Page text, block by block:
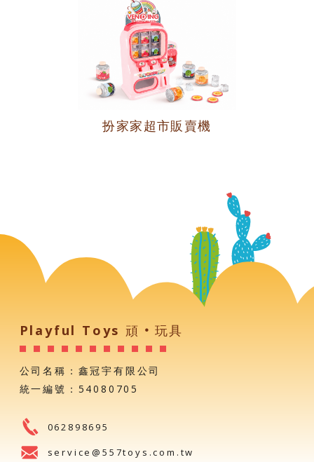
扮家家超市販賣機
Playful Toys 頑‧玩具
公司名稱：鑫冠宇有限公司
統一編號：54080705
062898695
service@557toys.com.tw